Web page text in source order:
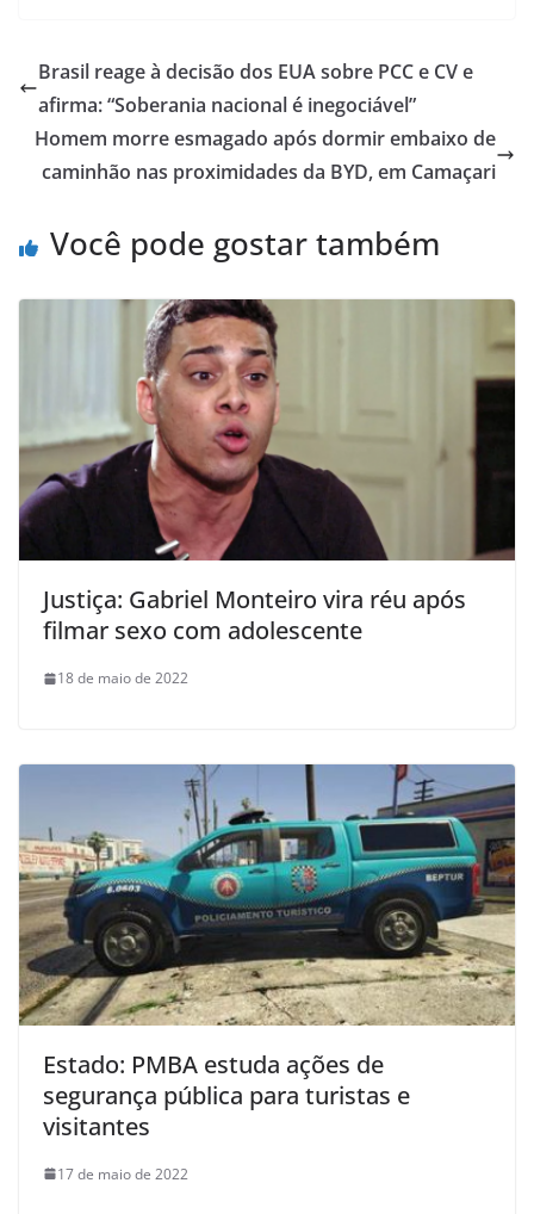
s
A
p
p
e
b
o
o
l e
Brasil reage à decisão dos EUA sobre PCC e CV e
afirma: “Soberania nacional é inegociável”
Homem morre esmagado após dormir embaixo de
caminhão nas proximidades da BYD, em Camaçari
Você pode gostar também
Justiça: Gabriel Monteiro vira réu após
filmar sexo com adolescente
18 de maio de 2022
Estado: PMBA estuda ações de
segurança pública para turistas e
visitantes
17 de maio de 2022